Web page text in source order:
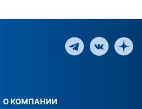
О КОМПАНИИ